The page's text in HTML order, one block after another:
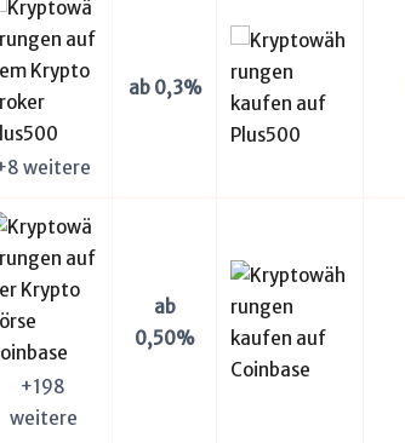
weitere
ab 0,3%
+198
weitere
ab
0,50%